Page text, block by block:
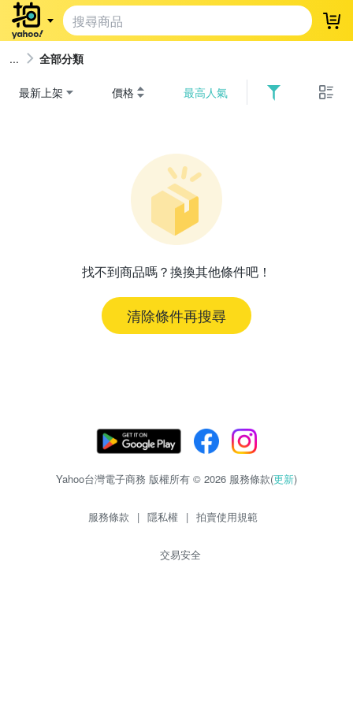
登
全部分類
最新上架 價格 最高人氣
找不到商品嗎？換換其他條件吧！
清除條件再搜尋
Yahoo台灣電子商務 版權所有 © 2026 服務條款(更新)
服務條款 | 隱私權 | 拍賣使用規範
交易安全